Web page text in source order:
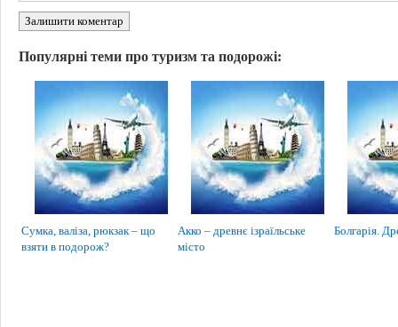
Залишити коментар
Популярні теми про туризм та подорожі:
Сумка, валіза, рюкзак – що
взяти в подорож?
Акко – древнє ізраїльське
місто
Болгарія.